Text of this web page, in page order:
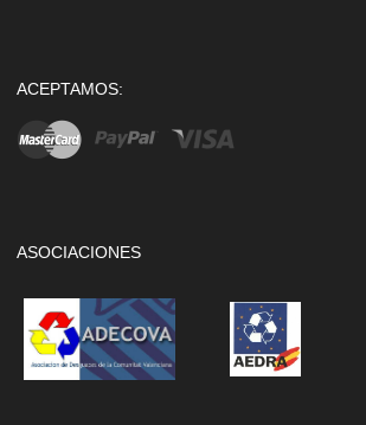
ACEPTAMOS:
ASOCIACIONES